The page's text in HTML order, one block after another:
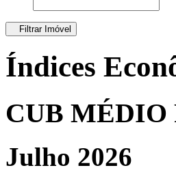
Filtrar Imóvel
Índices
CUB
Julho 2026